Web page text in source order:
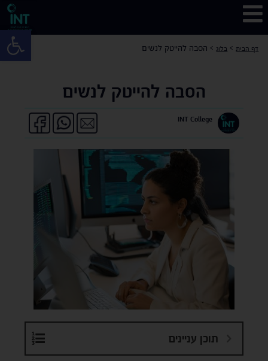
דף הבית > בלוג > הסבה להייטק לנשים
הסבה להייטק לנשים
INT College
תוכן עניינים